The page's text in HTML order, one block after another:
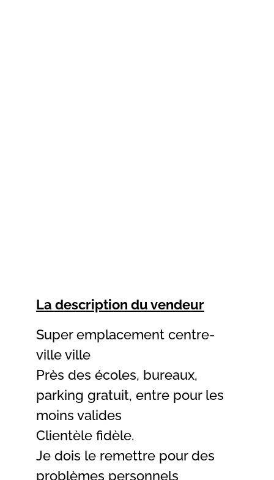
La description du vendeur
Super emplacement centre-
ville ville
Près des écoles, bureaux,
parking gratuit, entre pour les
moins valides
Clientèle fidèle.
Je dois le remettre pour des
problèmes personnels